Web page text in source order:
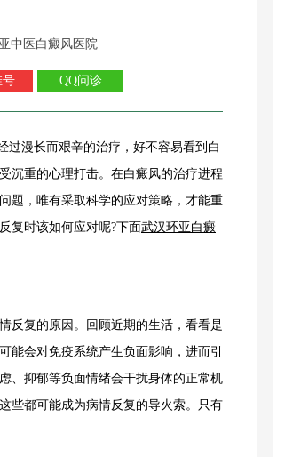
中医白癜风医院
号 QQ问诊
过漫长而艰辛的治疗，好不容易看到白
沉重的心理打击。在白癜风的治疗进程
题，唯有采取科学的应对策略，才能重
复时该如何应对呢?下面武汉环亚白癜
复的原因。回顾近期的生活，看看是
能会对免疫系统产生负面影响，进而引
、抑郁等负面情绪会干扰身体的正常机
些都可能成为病情反复的导火索。只有